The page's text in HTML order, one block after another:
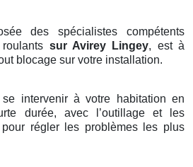
des spécialistes compétents
sur Avirey Lingey, est à
blocage sur votre installation.
intervenir à votre habitation en
durée, avec l’outillage et les
régler les problèmes les plus